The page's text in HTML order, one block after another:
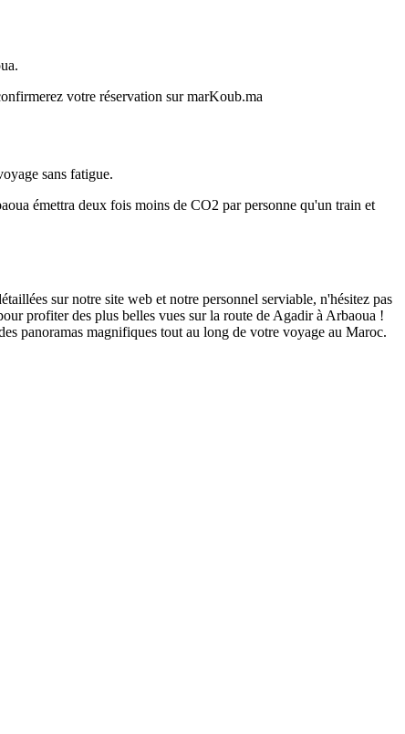
votre réservation sur marKoub.ma
sans fatigue.
émettra deux fois moins de CO2 par personne qu'un train et
sur notre site web et notre personnel serviable, n'hésitez pas
profiter des plus belles vues sur la route de Agadir à Arbaoua !
panoramas magnifiques tout au long de votre voyage au Maroc.